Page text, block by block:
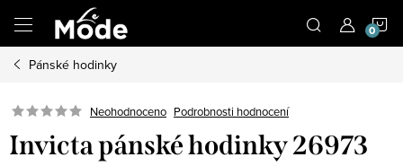
obsah
Pánské hodinky
Neohodnoceno Podrobnosti hodnocení
Invicta pánské hodinky 26973